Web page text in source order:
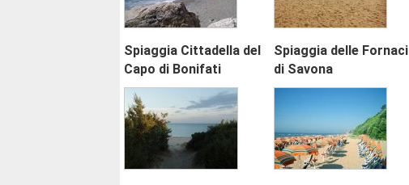
Spiaggia Cittadella del
Capo di Bonifati
Spiaggia delle Fornaci
di Savona